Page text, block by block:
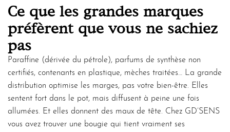
Ce que les grandes marques
préfèrent que vous ne sachiez
pas
Paraffine (dérivée du pétrole), parfums de synthèse non
certifiés, contenants en plastique, mèches traitées… La grande
distribution optimise les marges, pas votre bien-être. Elles
sentent fort dans le pot, mais diffusent à peine une fois
allumées. Et elles donnent des maux de tête. Chez GD’SENS
vous avez trouver une bougie qui tient vraiment ses